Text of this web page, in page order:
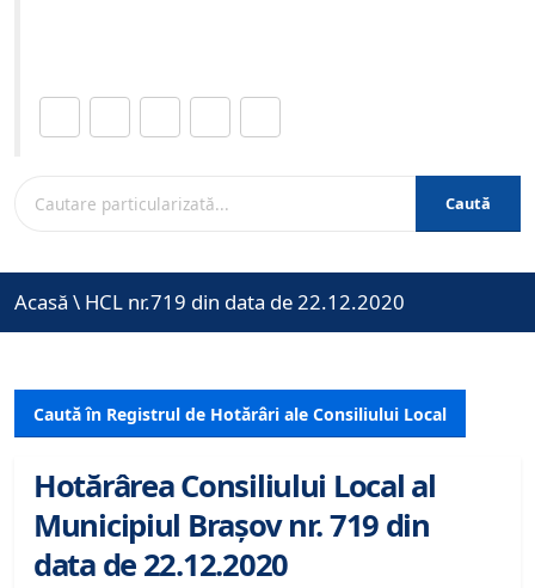
Caută
Acasă \ HCL nr.719 din data de 22.12.2020
Caută în Registrul de Hotărâri ale Consiliului Local
Hotărârea Consiliului Local al
Municipiul Brașov nr. 719 din
data de 22.12.2020